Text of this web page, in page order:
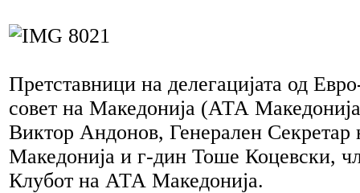
Претставници на делегацијата од
совет на Македонија (АТА
Виктор Андонов, Генерален
Македонија и г-дин Тоше Коцевски,
Клубот на АТА Македонија.